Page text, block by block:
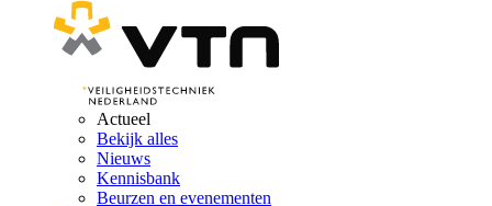
Actueel
Bekijk alles
Nieuws
Kennisbank
Beurzen en evenementen